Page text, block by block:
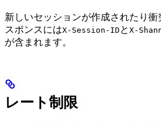
新しいセッションが作成されたり
スポンスにはX-Session-ID と X-
が含まれます。
レート制限